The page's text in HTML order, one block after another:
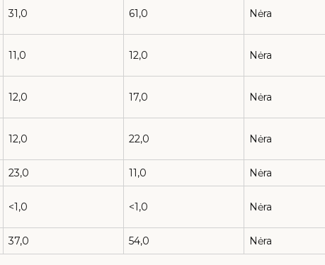
31,0 61,0 Nėra
11,0 12,0 Nėra
12,0 17,0 Nėra
12,0 22,0 Nėra
23,0 11,0 Nėra
<1,0 <1,0 Nėra
37,0 54,0 Nėra